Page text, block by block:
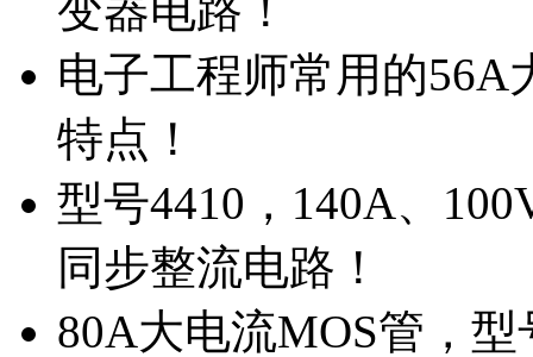
电子工程师常用的56A
特点！
型号4410，140A、
同步整流电路！
80A大电流MOS管，